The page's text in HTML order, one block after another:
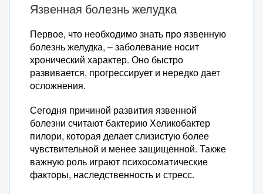
Язвенная болезнь желудка
Первое, что необходимо знать про язвенную
болезнь желудка, – заболевание носит
хронический характер. Оно быстро
развивается, прогрессирует и нередко дает
осложнения.
Сегодня причиной развития язвенной
болезни считают бактерию Хеликобактер
пилори, которая делает слизистую более
чувствительной и менее защищенной. Также
важную роль играют психосоматические
факторы, наследственность и стресс.